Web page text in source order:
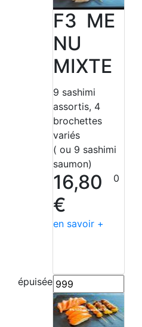
F3 ME
NU
MIXTE
9 sashimi
assortis, 4
brochettes
variés
( ou 9 sashimi
saumon)
16,80
€
en savoir +
0
épuisée